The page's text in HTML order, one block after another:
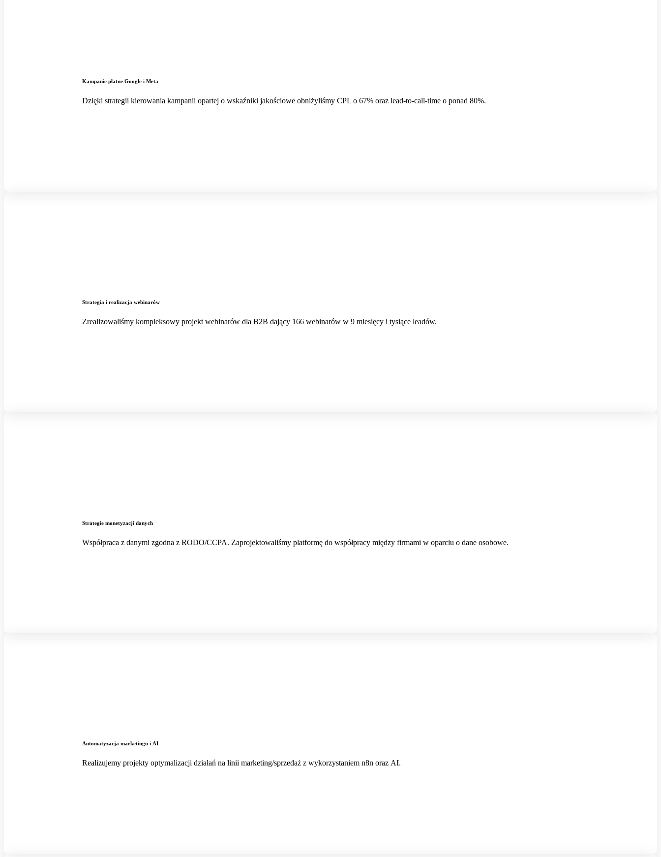
Kampanie płatne Google i Meta
Dzięki strategii kierowania kampanii opartej o wskaźniki jakościowe obniżyliśmy CPL o 67% oraz lead-to-call-time o ponad 80%.
Strategia i realizacja webinarów
Zrealizowaliśmy kompleksowy projekt webinarów dla B2B dający 166 webinarów w 9 miesięcy i tysiące leadów.
Strategie monetyzacji danych
Współpraca z danymi zgodna z RODO/CCPA. Zaprojektowaliśmy platformę do współpracy między firmami w oparciu o dane osobowe.
Automatyzacja marketingu i AI
Realizujemy projekty optymalizacji działań na linii marketing/sprzedaż z wykorzystaniem n8n oraz AI.